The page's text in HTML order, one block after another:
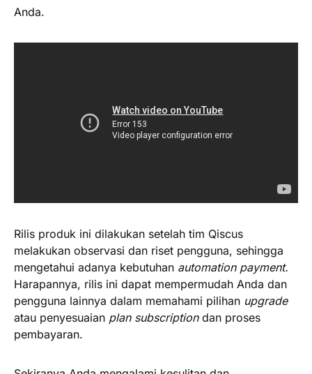
Anda.
Rilis produk ini dilakukan setelah tim Qiscus
melakukan observasi dan riset pengguna, sehingga
mengetahui adanya kebutuhan automation payment.
Harapannya, rilis ini dapat mempermudah Anda dan
pengguna lainnya dalam memahami pilihan upgrade
atau penyesuaian plan subscriptiondan proses
pembayaran.